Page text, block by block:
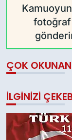
fotoğraf
ÇOK
İLGINIZI